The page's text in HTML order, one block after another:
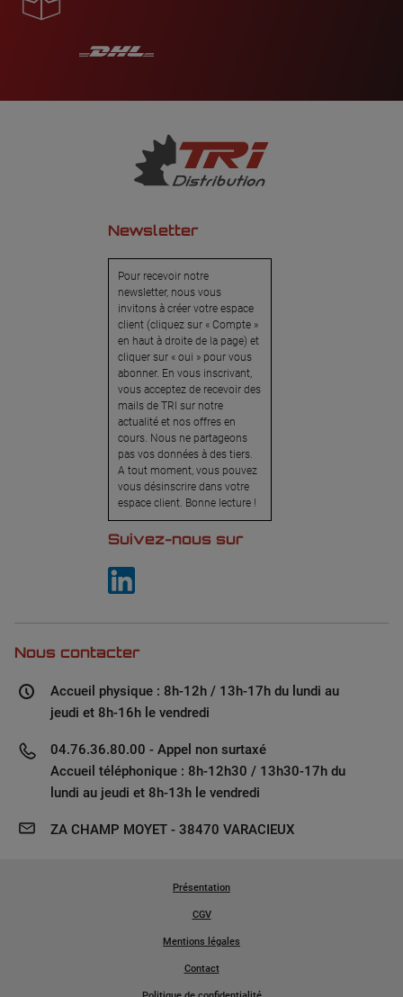
Newsletter
Pour recevoir notre
newsletter, nous vous
invitons à créer votre espace
client (cliquez sur « Compte »
en haut à droite de la page) et
cliquer sur « oui » pour vous
abonner. En vous inscrivant,
vous acceptez de recevoir des
mails de TRI sur notre
actualité et nos offres en
cours. Nous ne partageons
pas vos données à des tiers.
A tout moment, vous pouvez
vous désinscrire dans votre
espace client. Bonne lecture !
Suivez-nous sur
Nous contacter
Accueil physique : 8h-12h / 13h-17h du lundi au
jeudi et 8h-16h le vendredi
04.76.36.80.00 - Appel non surtaxé
Accueil téléphonique : 8h-12h30 / 13h30-17h du
lundi au jeudi et 8h-13h le vendredi
ZA CHAMP MOYET - 38470 VARACIEUX
Présentation
CGV
Mentions légales
Contact